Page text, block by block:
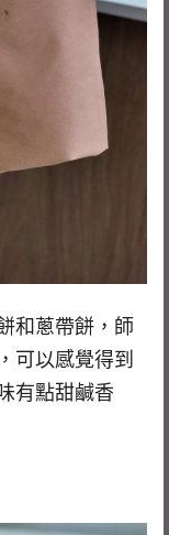
和蔥帶餅，師
可以感覺得到
有點甜鹹香